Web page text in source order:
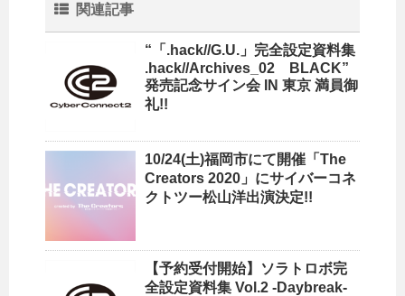
関連記事
“「.hack//G.U.」完全設定資料集
.hack//Archives_02 BLACK”
発売記念サイン会 IN 東京 満員御
礼!!
10/24(土)福岡市にて開催「The
Creators 2020」にサイバーコネ
クトツー松山洋出演決定!!
【予約受付開始】ソラトロボ完
全設定資料集 Vol.2 -Daybreak-